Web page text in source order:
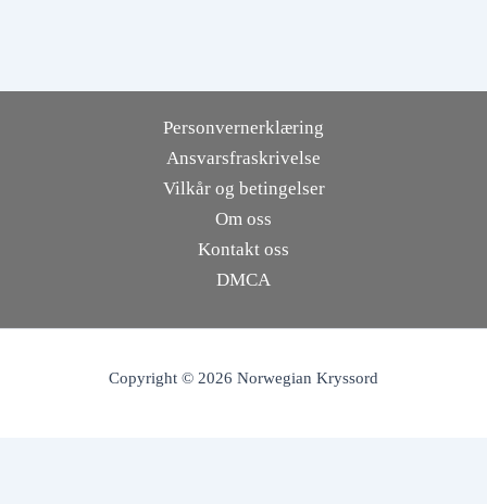
Personvernerklæring
Ansvarsfraskrivelse
Vilkår og betingelser
Om oss
Kontakt oss
DMCA
Copyright © 2026 Norwegian Kryssord